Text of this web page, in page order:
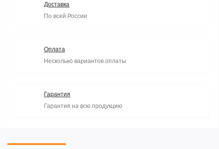
Доставка
По всей России
Оплата
Несколько вариантов оплаты
Гарантия
Гарантия на всю продукцию